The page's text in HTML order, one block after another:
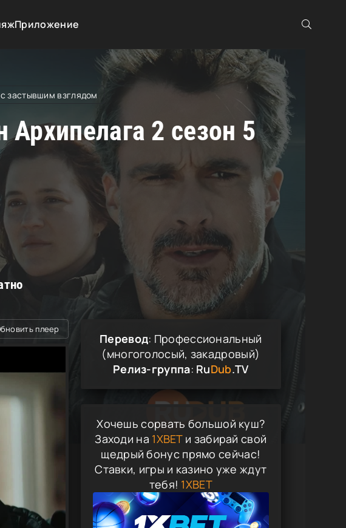
Приложение
застывшим взглядом
2 сезон 5
плеер
Перевод: Профессиональный
(многоголосый, закадровый)
Релиз-группа: RuDub.TV
Хочешь сорвать большой куш?
Заходи на 1XBETи забирай свой
щедрый бонус прямо сейчас!
Ставки, игры и казино уже ждут
тебя! 1XBET